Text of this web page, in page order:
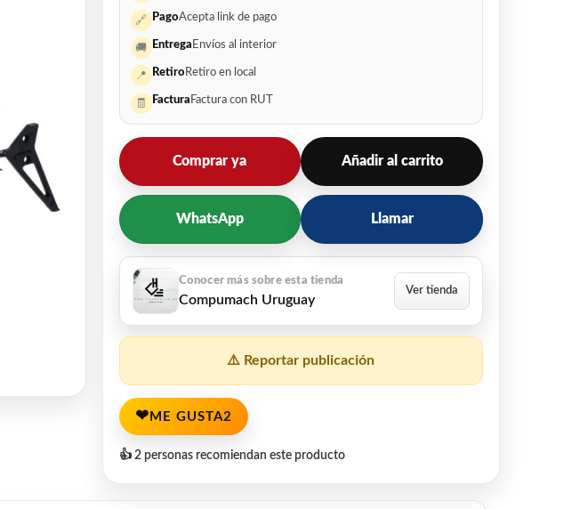
🔗 PagoAcepta link de pago
🚚 Entrega Envíos al interior
📍 Retiro Retiro en local
🧾 Factura Factura con RUT
Comprar ya Añadir al carrito
WhatsApp Llamar
Compumach Uruguay
⚠️ Reportar publicación
❤ ME GUSTA2
👍 2 personas recomiendan este producto